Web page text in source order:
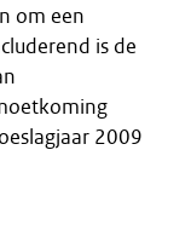
om een
is de
2009